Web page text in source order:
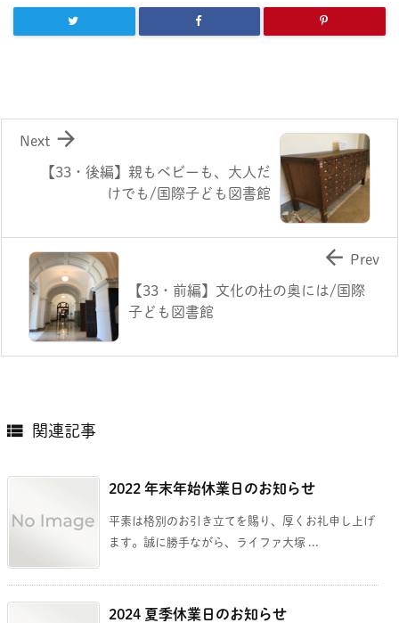
【33・後編】親もベビーも、大人だ
けでも/国際子ども図書館

Next
【33・前編】文化の杜の奥には/国際
子ども図書館
 Prev
 関連記事
2022 年末年始休業日のお知らせ
平素は格別のお引き立てを賜り、厚くお礼申し上げ
ます。誠に勝手ながら、ライファ大塚 ...
2024 夏季休業日のお知らせ